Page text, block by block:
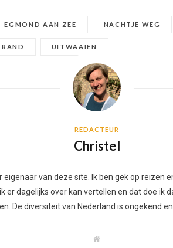
EGMOND AAN ZEE NACHTJE WEG
UITWAAIEN
REDACTEUR
Christel
van deze site. Ik ben gek op
dagelijks over kan vertellen en dat doe ik
De diversiteit van Nederland is ongekend
W